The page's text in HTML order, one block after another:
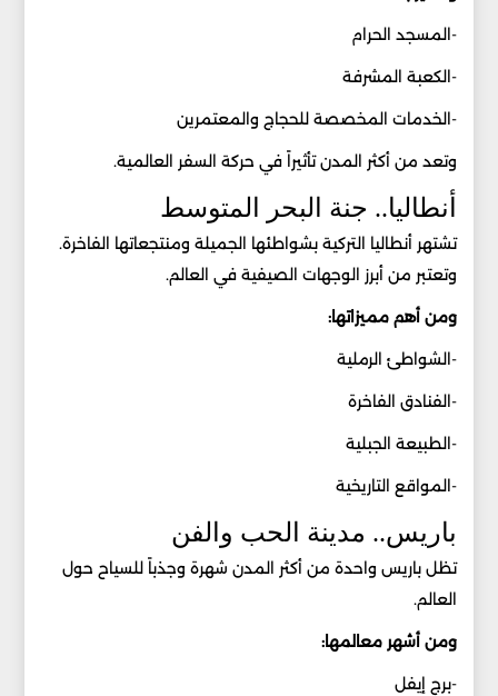
-المسجد الحرام
-الكعبة المشرفة
-الخدمات المخصصة للحجاج والمعتمرين
وتعد من أكثر المدن تأثيراً في حركة السفر العالمية.
أنطاليا.. جنة البحر المتوسط
تشتهر أنطاليا التركية بشواطئها الجميلة ومنتجعاتها الفاخرة.
وتعتبر من أبرز الوجهات الصيفية في العالم.
ومن أهم مميزاتها:
-الشواطئ الرملية
-الفنادق الفاخرة
-الطبيعة الجبلية
-المواقع التاريخية
باريس.. مدينة الحب والفن
تظل باريس واحدة من أكثر المدن شهرة وجذباً للسياح حول
العالم.
ومن أشهر معالمها:
-برج إيفل